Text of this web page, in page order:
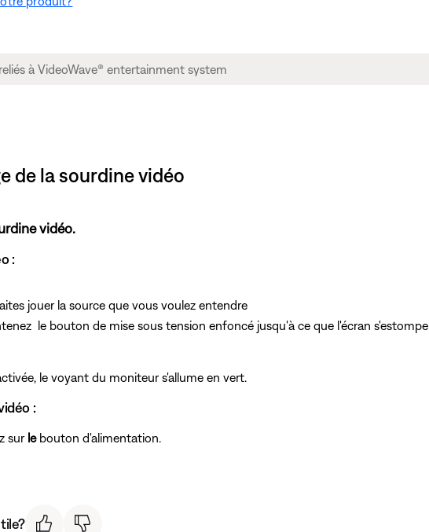
de la sourdine vidéo
vidéo.
:
jouer la source que vous voulez entendre
le bouton de mise sous tension enfoncé jusqu'à ce que l'écran s'estompe
le voyant du moniteur s'allume en vert.
:
sur le bouton d'alimentation.